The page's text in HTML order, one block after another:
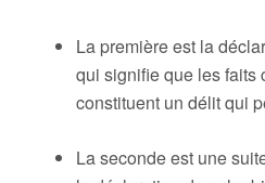
La première est la
qui signifie que les faits
constituent un délit qui
La seconde est une